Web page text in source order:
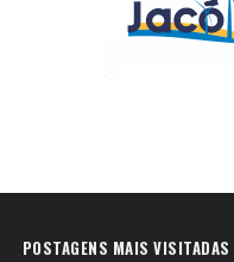
POSTAGENS MAIS VISITADAS